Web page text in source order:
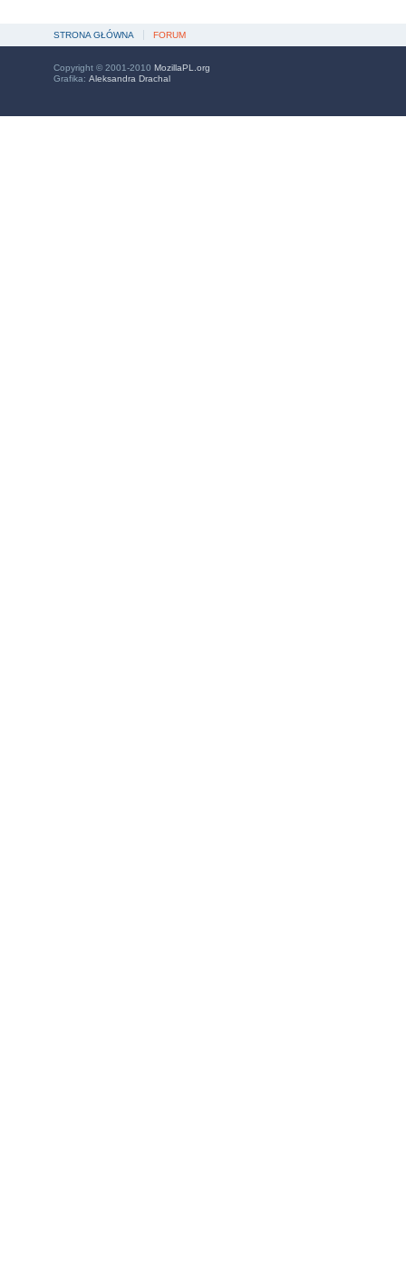
STRONA GŁÓWNA FORUM
Copyright © 2001-2010 MozillaPL.org
Grafika: Aleksandra Drachal